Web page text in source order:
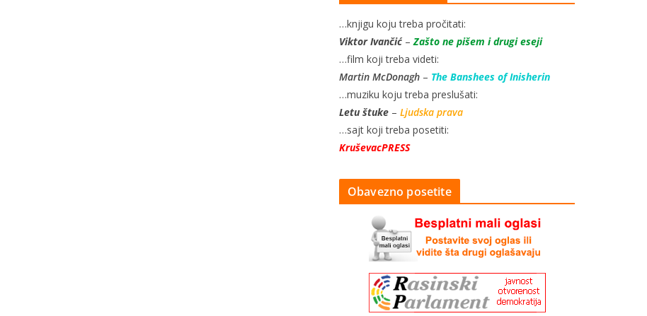
…knjigu koju treba pročitati:
Viktor Ivančić– Zašto ne pišem i drugi eseji
…film koji treba videti:
Martin McDonagh – The Banshees of Inisherin
…muziku koju treba preslušati:
Letu štuke – Ljudska prava
…sajt koji treba posetiti:
KruševacPRESS
Obavezno posetite